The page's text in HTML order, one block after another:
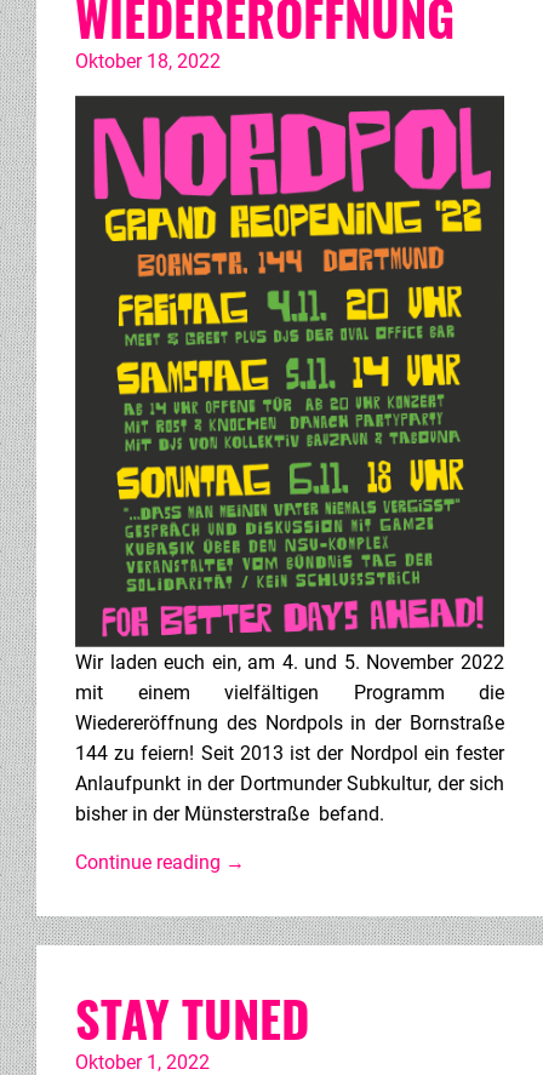
WIEDERERÖFFNUNG
Oktober 18, 2022
Wir laden euch ein, am 4. und 5. November 2022
mit einem vielfältigen Programm die
Wiedereröffnung des Nordpols in der Bornstraße
144 zu feiern! Seit 2013 ist der Nordpol ein fester
Anlaufpunkt in der Dortmunder Subkultur, der sich
bisher in der Münsterstraße befand.
Continue reading →
STAY TUNED
Oktober 1, 2022